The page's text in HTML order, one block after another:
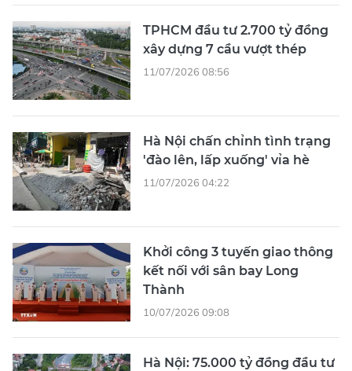
TPHCM đầu tư 2.700 tỷ đồng
xây dựng 7 cầu vượt thép
11/07/2026 08:56
Hà Nội chấn chỉnh tình trạng
'đào lên, lấp xuống' vỉa hè
11/07/2026 04:22
Khởi công 3 tuyến giao thông
kết nối với sân bay Long
Thành
10/07/2026 09:08
Hà Nội: 75.000 tỷ đồng đầu tư